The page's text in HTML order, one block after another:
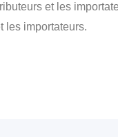
et les
les importateurs.